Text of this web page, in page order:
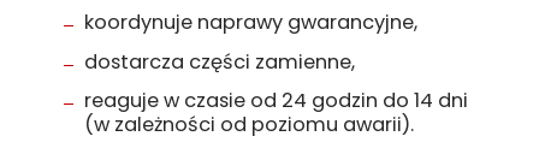
koordynuje naprawy gwarancyjne,
dostarcza części zamienne,
reaguje w czasie od 24 godzin do 14 dni
(w zależności od poziomu awarii).